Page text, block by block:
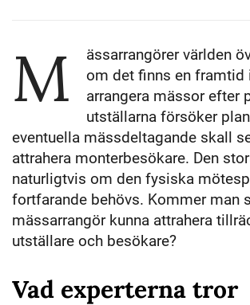
M
ässarrangörer världen
om det finns en
arrangera mässor efter
utställarna försöker
eventuella mässdeltagande skall
attrahera monterbesökare. Den
naturligtvis om den fysiska
fortfarande behövs. Kommer man
mässarrangör kunna attrahera
utställare och besökare?
Vad experterna tror